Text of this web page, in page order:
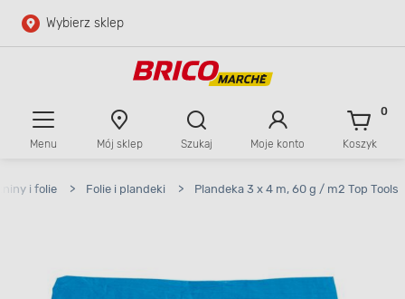
Przejdź do głównej zawartości
Wybierz sklep
Menu Mój sklep Szukaj Moje konto Koszyk
0
i folie > Folie i plandeki > Plandeka 3 x 4 m, 60 g / m2 Top Tools